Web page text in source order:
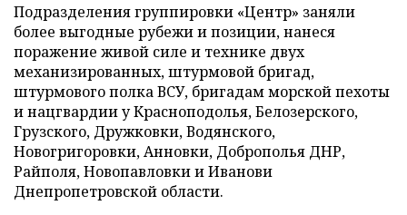
Подразделения группировки «Центр» заняли
более выгодные рубежи и позиции, нанеся
поражение живой силе и технике двух
механизированных, штурмовой бригад,
штурмового полка ВСУ, бригадам морской пехоты
и нацгвардии у Красноподолья, Белозерского,
Грузского, Дружковки, Водянского,
Новогригоровки, Анновки, Доброполья ДНР,
Райполя, Новопавловки и Иванови
Днепропетровской области.